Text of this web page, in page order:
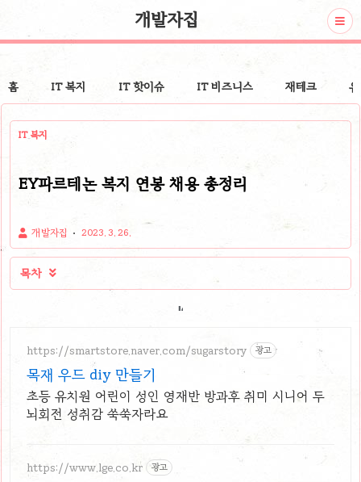
개발자집
홈 IT 복지 IT 핫이슈 IT 비즈니스 재테크
IT 복지
EY파르테논 복지 연봉 채용 총정리
개발자집 2023. 3. 26.
목차 
https://smartstore.naver.com/sugarstory 광고
목재 우드 diy 만들기
초등 유치원 어린이 성인 영재반 방과후 취미 시니어 두
뇌회전 성취감 쑥쑥자라요
https://www.lge.co.kr 광고